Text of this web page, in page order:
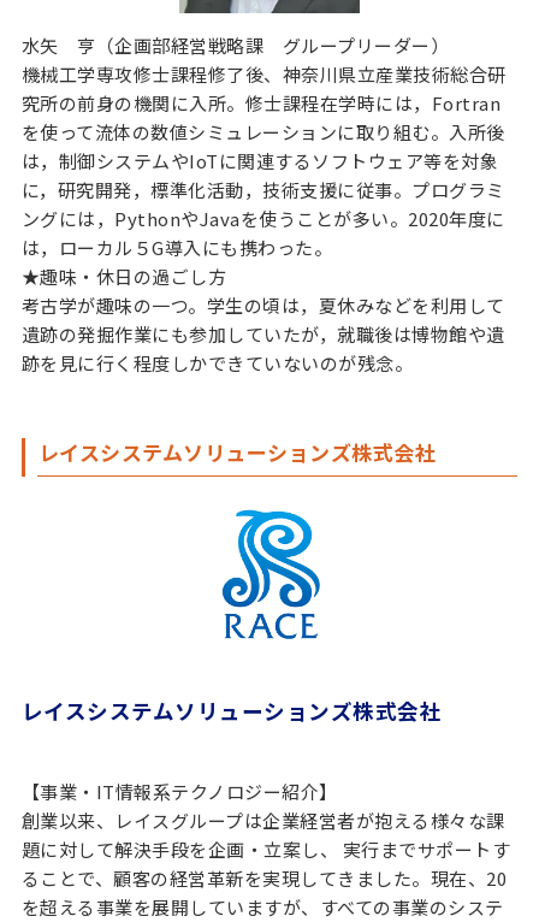
水矢 亨（企画部経営戦略課 グループリーダー）
機械工学専攻修士課程修了後、神奈川県立産業技術総合研
究所の前身の機関に入所。修士課程在学時には，Fortran
を使って流体の数値シミュレーションに取り組む。入所後
は，制御システムやIoTに関連するソフトウェア等を対象
に，研究開発，標準化活動，技術支援に従事。プログラミ
ングには，PythonやJavaを使うことが多い。2020年度に
は，ローカル５G導入にも携わった。
★趣味・休日の過ごし方
考古学が趣味の一つ。学生の頃は，夏休みなどを利用して
遺跡の発掘作業にも参加していたが，就職後は博物館や遺
跡を見に行く程度しかできていないのが残念。
レイスシステムソリューションズ株式会社
レイスシステムソリューションズ株式会社
【事業・IT情報系テクノロジー紹介】
創業以来、レイスグループは企業経営者が抱える様々な課
題に対して解決手段を企画・立案し、 実行までサポートす
ることで、顧客の経営革新を実現してきました。現在、20
を超える事業を展開していますが、すべての事業のシステ